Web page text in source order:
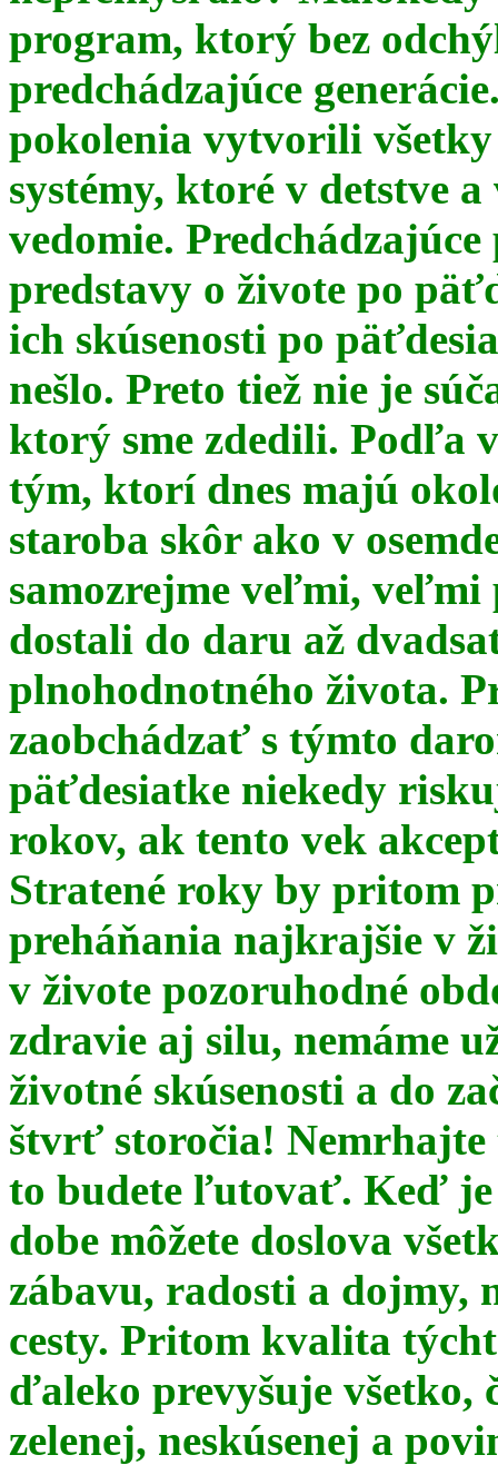
program, ktorý bez
predchádzajúce
pokolenia vytvorili
systémy, ktoré v detstve
vedomie.
predstavy o živote po
ich skúsenosti po
nešlo. Preto tiež nie je
ktorý sme zdedili. Podľa
tým, ktorí dnes majú
staroba skôr ako v
samozrejme veľmi, veľmi
dostali do daru až
plnohodnotného života.
zaobchádzať s týmto
päťdesiatke niekedy
rokov, ak tento vek
Stratené roky by pritom
preháňania najkrajšie v
v živote pozoruhodné
zdravie aj silu, nemáme
životné skúsenosti a do
štvrť storočia!
to budete ľutovať. Keď je
dobe môžete doslova
zábavu, radosti a dojmy,
cesty. Pritom kvalita
ďaleko prevyšuje všetko,
zelenej, neskúsenej a